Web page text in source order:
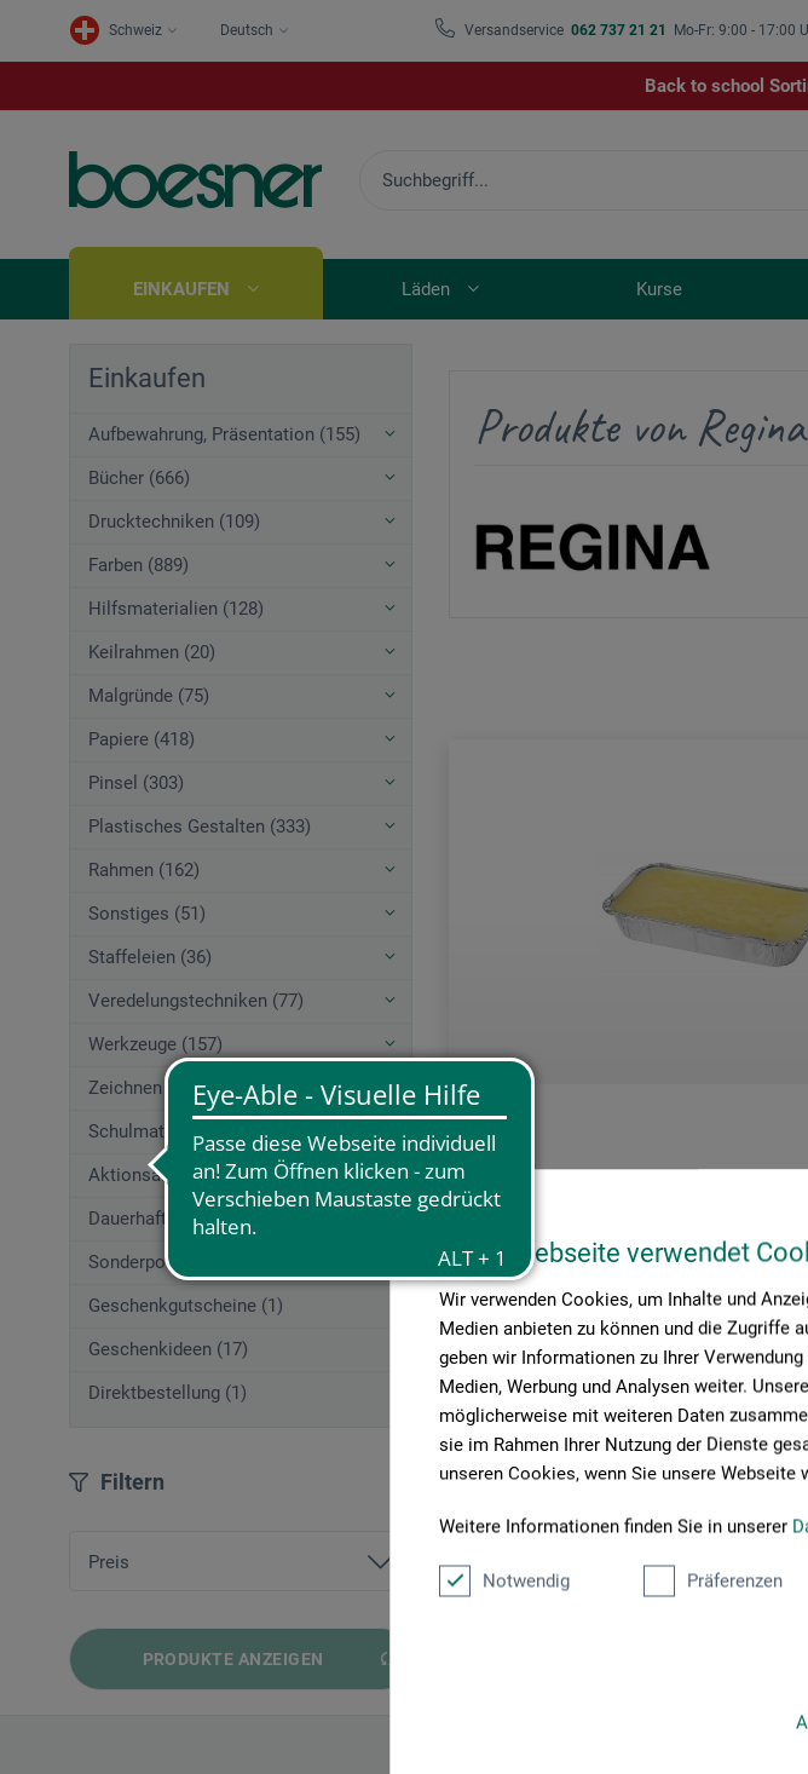
Diese Webseite verwendet
Wir verwenden Cookies, um Inhalte und
Medien anbieten zu können und die Zugriffe
geben wir Informationen zu Ihrer
Medien, Werbung und Analysen weiter.
möglicherweise mit weiteren Daten
sie im Rahmen Ihrer Nutzung der Dienste
unseren Cookies, wenn Sie unsere Webseite
Weitere Informationen finden Sie in unserer
Notwendig Präferenzen
Schweiz Deutsch Versandservice 062 737 21 21 Mo-Fr: 9:00 - 17:00
Back to school
EINKAUFEN Läden Kurse
Einkaufen
Aufbewahrung, Präsentation (155)
Bücher (666)
Drucktechniken (109)
Farben (889)
Hilfsmaterialien (128)
Keilrahmen (20)
Malgründe (75)
Papiere (418)
Pinsel (303)
Plastisches Gestalten (333)
Rahmen (162)
Sonstiges (51)
Staffeleien (36)
Veredelungstechniken (77)
Werkzeuge (157)
Zeichnen (662)
Schulmaterial (54)
Aktionsangebote (29)
Dauerhaft Günstig
Sonderposten
Geschenkgutscheine (1)
Geschenkideen (17)
Direktbestellung (1)
Filtern
Preis
PRODUKTE ANZEIGEN
Produkte von Regina
33.00
zzgl. Versandkosten